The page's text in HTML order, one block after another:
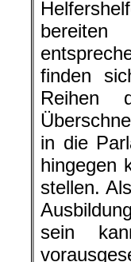
finden
Reihen
in die
hingegen
stellen.
sein